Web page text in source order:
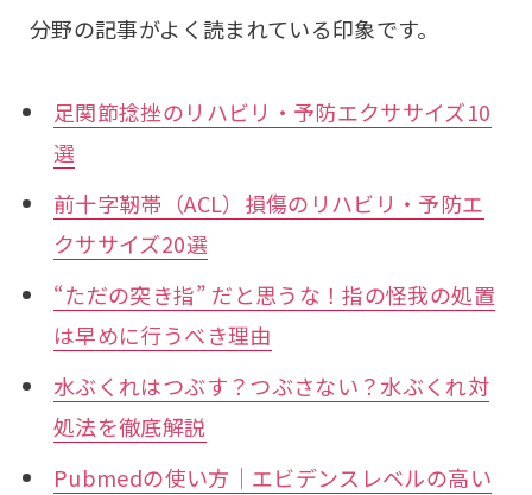
分野の記事がよく読まれている印象です。
足関節捻挫のリハビリ・予防エクササイズ10
選
前十字靭帯（ACL）損傷のリハビリ・予防エ
クササイズ20選
“ただの突き指” だと思うな！指の怪我の処置
は早めに行うべき理由
水ぶくれはつぶす？つぶさない？水ぶくれ対
処法を徹底解説
Pubmedの使い方｜エビデンスレベルの高い